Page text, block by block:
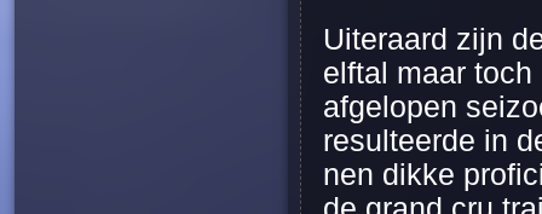
Uiteraard zijn
elftal maar
afgelopen
resulteerde in
nen dikke